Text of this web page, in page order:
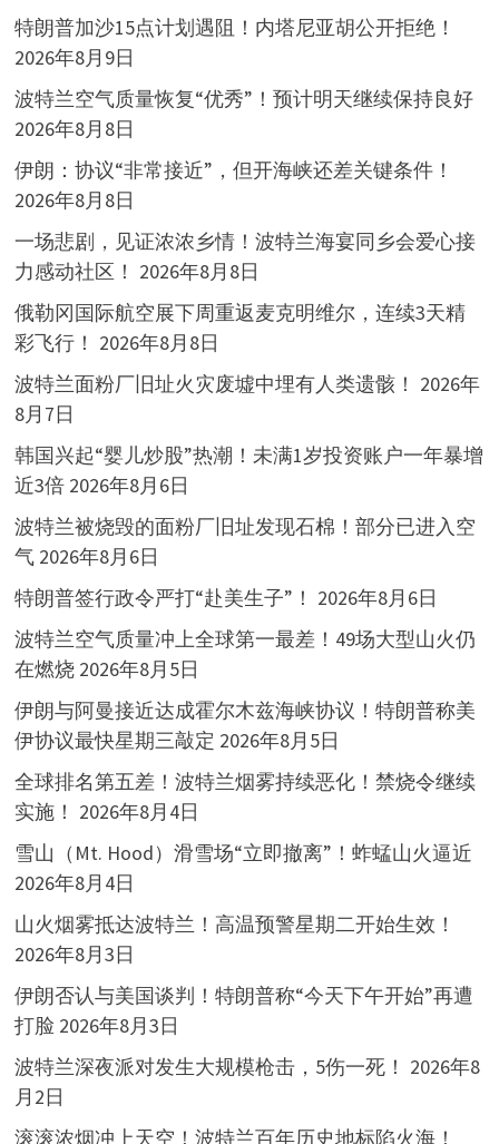
特朗普加沙15点计划遇阻！内塔尼亚胡公开拒绝！
2026年8月9日
波特兰空气质量恢复“优秀”！预计明天继续保持良好
2026年8月8日
伊朗：协议“非常接近”，但开海峡还差关键条件！
2026年8月8日
一场悲剧，见证浓浓乡情！波特兰海宴同乡会爱心接
力感动社区！ 2026年8月8日
俄勒冈国际航空展下周重返麦克明维尔，连续3天精
彩飞行！ 2026年8月8日
波特兰面粉厂旧址火灾废墟中埋有人类遗骸！ 2026年
8月7日
韩国兴起“婴儿炒股”热潮！未满1岁投资账户一年暴增
近3倍 2026年8月6日
波特兰被烧毁的面粉厂旧址发现石棉！部分已进入空
气 2026年8月6日
特朗普签行政令严打“赴美生子”！ 2026年8月6日
波特兰空气质量冲上全球第一最差！49场大型山火仍
在燃烧 2026年8月5日
伊朗与阿曼接近达成霍尔木兹海峡协议！特朗普称美
伊协议最快星期三敲定 2026年8月5日
全球排名第五差！波特兰烟雾持续恶化！禁烧令继续
实施！ 2026年8月4日
雪山（Mt. Hood）滑雪场“立即撤离”！蚱蜢山火逼近
2026年8月4日
山火烟雾抵达波特兰！高温预警星期二开始生效！
2026年8月3日
伊朗否认与美国谈判！特朗普称“今天下午开始”再遭
打脸 2026年8月3日
波特兰深夜派对发生大规模枪击，5伤一死！ 2026年8
月2日
滚滚浓烟冲上天空！波特兰百年历史地标陷火海！